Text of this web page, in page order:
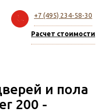
+7 (495) 234-58-30
Расчет стоимости
и пола
200 -